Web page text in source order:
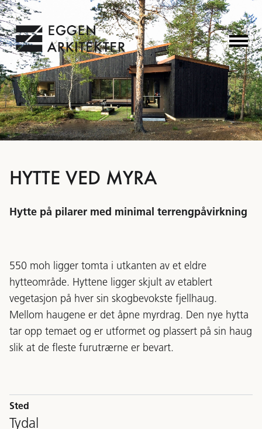
Sted
Tydal
HYTTE VED MYRA
Hytte på pilarer med minimal terrengpåvirkning
550 moh ligger tomta i utkanten av et eldre
hytteområde. Hyttene ligger skjult av etablert
vegetasjon på hver sin skogbevokste fjellhaug.
Mellom haugene er det åpne myrdrag. Den nye hytta
tar opp temaet og er utformet og plassert på sin haug
slik at de fleste furutrærne er bevart.